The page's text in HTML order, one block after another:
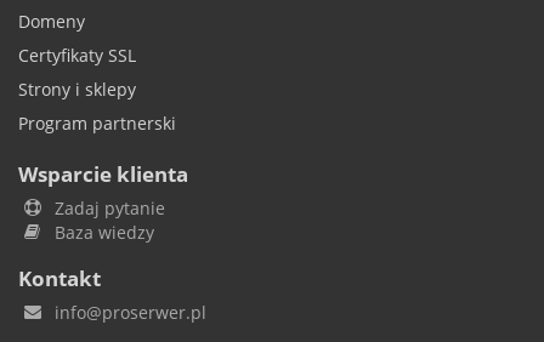
Domeny
Certyfikaty SSL
Strony i sklepy
Program partnerski
Wsparcie klienta
Zadaj pytanie
Baza wiedzy
Kontakt
info@proserwer.pl